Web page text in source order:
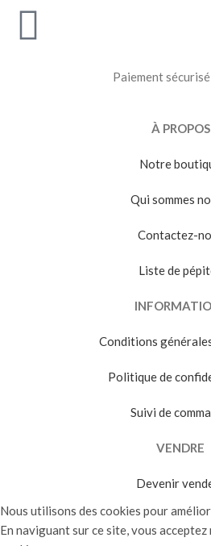
Paiement
À PROPOS
Notre
Qui sommes
Contactez-
Liste de
Conditions
Politique de
Suivi de
VENDRE
Devenir
Nous utilisons des cookies pour
En naviguant sur ce site, vous